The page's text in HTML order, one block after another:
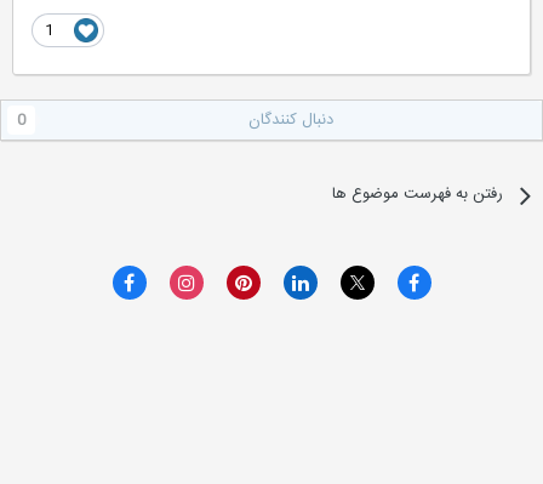
دنبال کنندگان
رفتن به فهرست موضوع ها